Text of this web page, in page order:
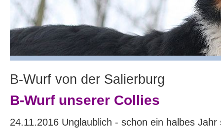
B-Wurf von der Salierburg
B-Wurf unserer Collies
24.11.2016 Unglaublich - schon ein halbes